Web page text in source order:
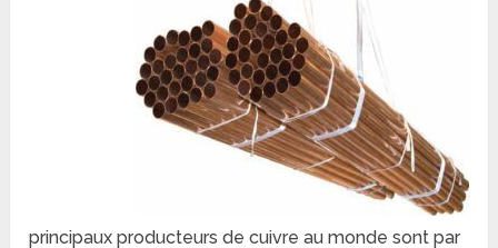
principaux producteurs de cuivre au monde sont par